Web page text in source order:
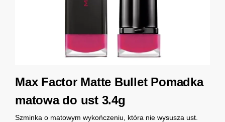
Max Factor Matte Bullet Pomadka
matowa do ust 3.4g
Szminka o matowym wykończeniu, która nie wysusza ust.